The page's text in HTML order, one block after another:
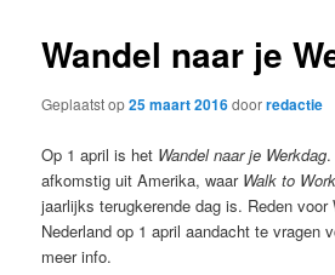
Wandel naar je
Geplaatst op25 maart 2016doorredactie
Op 1 april is het Wandel naar je Werkdag
afkomstig uit Amerika, waar Walk to
jaarlijks terugkerende dag is. Reden voor
Nederland op 1 april aandacht te vragen
meer info.